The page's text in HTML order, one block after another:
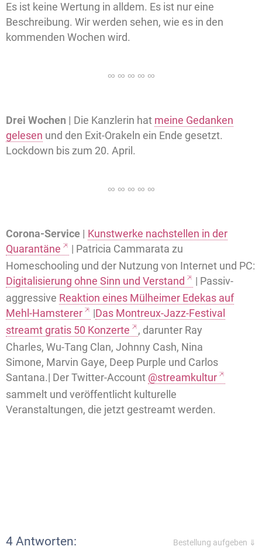
Es ist keine Wertung in alldem. Es ist nur eine
Beschreibung. Wir werden sehen, wie es in den
kommenden Wochen wird.
Drei Wochen | Die Kanzlerin hat meine Gedanken
gelesen und den Exit-Orakeln ein Ende gesetzt.
Lockdown bis zum 20. April.
Corona-Service | Kunstwerke nachstellen in der
Quarantäne
| Patricia Cammarata zu
Homeschooling und der Nutzung von Internet und PC:
Digitalisierung ohne Sinn und Verstand
| Passiv-
aggressive Reaktion eines Mülheimer Edekas auf
Mehl-Hamsterer
|Das Montreux-Jazz-Festival
streamt gratis 50 Konzerte
, darunter Ray
Charles, Wu-Tang Clan, Johnny Cash, Nina
Simone, Marvin Gaye, Deep Purple und Carlos
Santana.| Der Twitter-Account @streamkultur
sammelt und veröffentlicht kulturelle
Veranstaltungen, die jetzt gestreamt werden.
4 Antworten: Bestellung aufgeben ⇓